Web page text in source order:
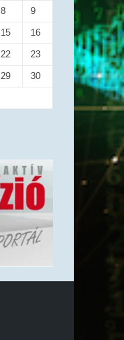
8 9
15 16
22 23
29 30